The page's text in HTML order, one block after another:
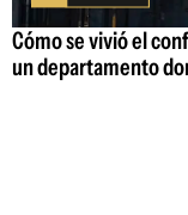
Cómo se vivió el
un departamento